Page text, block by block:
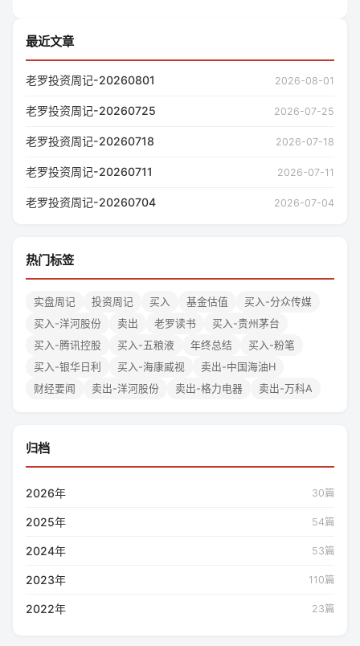
最近文章
老罗投资周记-20260801 2026-08-01
老罗投资周记-20260725 2026-07-25
老罗投资周记-20260718 2026-07-18
老罗投资周记-20260711 2026-07-11
老罗投资周记-20260704 2026-07-04
热门标签
实盘周记 投资周记 买入 基金估值
买入-分众传媒
买入-洋河股份
卖出 老罗读书
买入-贵州茅台
买入-腾讯控股
买入-五粮液 年终总结
买入-粉笔
买入-银华日利
买入-海康威视
卖出-中国海油H
财经要闻
卖出-洋河股份 卖出-格力电器 卖出-万科A
归档
2026年 30篇
2025年 54篇
2024年 53篇
2023年 110篇
2022年 23篇